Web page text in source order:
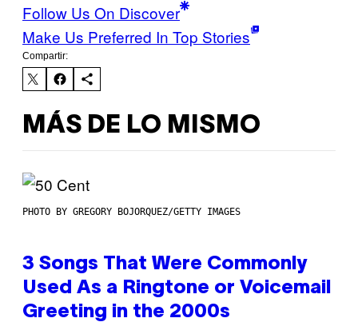
Follow Us On Discover
Make Us Preferred In Top Stories
Compartir:
MÁS DE LO MISMO
PHOTO BY GREGORY BOJORQUEZ/GETTY IMAGES
3 Songs That Were Commonly
Used As a Ringtone or Voicemail
Greeting in the 2000s